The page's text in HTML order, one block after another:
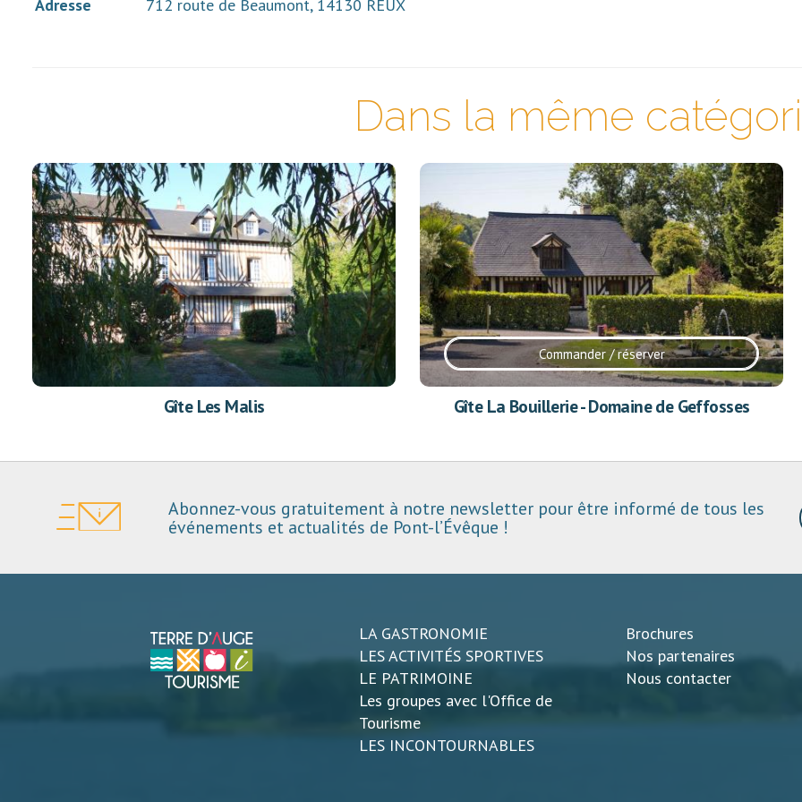
Adresse 712 route de Beaumont, 14130 REUX
Dans la même
Gîte Les Malis
Commander / réserver
Gîte La Bouillerie - Domaine de Geffosses
Abonnez-vous gratuitement à notre newsletter pour être informé de tous les
événements et actualités de Pont-l’Évêque !
LA GASTRONOMIE
LES ACTIVITÉS SPORTIVES
LE PATRIMOINE
Les groupes avec l'Office de
Tourisme
LES INCONTOURNABLES
Brochures
Nos partenaires
Nous contacter